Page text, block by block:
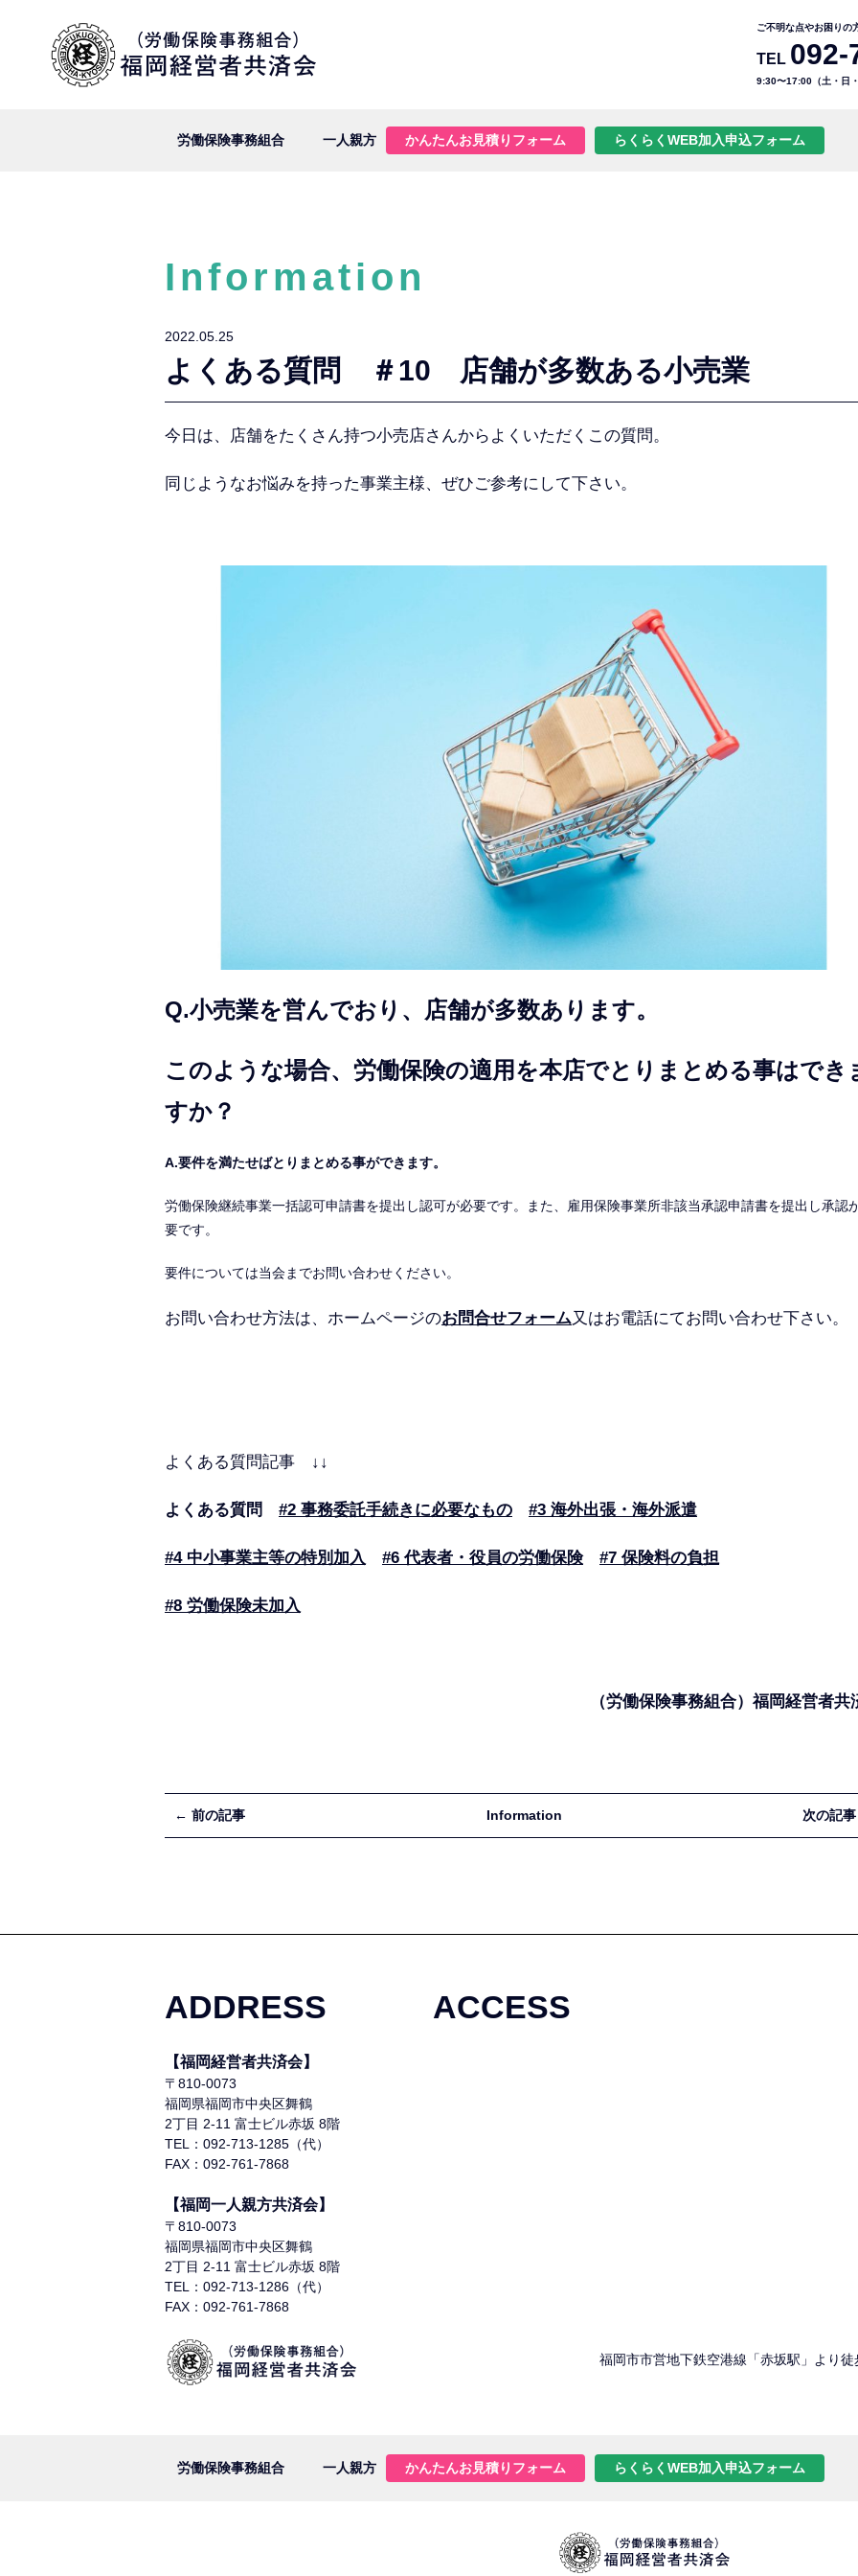
ご不明な点やお困りの
TEL 092-
9:30〜17:00（土・日
労働保険事務組合 一人親方 かんたんお見積りフォーム らくらくWEB加入申込フォーム
Information
2022.05.25
よくある質問 ＃10 店舗が多数ある小売業
今日は、店舗をたくさん持つ小売店さんからよくいただくこの質問。
同じようなお悩みを持った事業主様、ぜひご参考にして下さい。
Q.小売業を営んでおり、店舗が多数あります。
このような場合、労働保険の適用を本店でとりまとめる事はでき
すか？
A.要件を満たせばとりまとめる事ができます。
労働保険継続事業一括認可申請書を提出し認可が必要です。また、雇用保険事業所非該当承認申請書を提出し承認
要です。
要件については当会までお問い合わせください。
お問い合わせ方法は、ホームページのお問合せフォーム又はお電話にてお問い合わせ下さい
よくある質問記事 ↓↓
よくある質問 #2 事務委託手続きに必要なもの #3 海外出張・海外派遣
#4 中小事業主等の特別加入 #6 代表者・役員の労働保険 #7 保険料の負担
#8 労働保険未加入
（労働保険事務組合）福岡経営者共
← 前の記事 Information 次の記
ADDRESS
【福岡経営者共済会】
〒810-0073
福岡県福岡市中央区舞鶴
2丁目 2-11 富士ビル赤坂 8階
TEL：092-713-1285（代）
FAX：092-761-7868
【福岡一人親方共済会】
〒810-0073
福岡県福岡市中央区舞鶴
2丁目 2-11 富士ビル赤坂 8階
TEL：092-713-1286（代）
FAX：092-761-7868
ACCESS
福岡市市営地下鉄空港線「赤坂駅」より
労働保険事務組合 一人親方 かんたんお見積りフォーム らくらくWEB加入申込フォーム